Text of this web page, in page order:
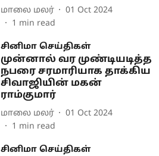
மாலை மலர்
01 Oct 2024
1 min read
சினிமா செய்திகள்
முன்னால் வர முண்டியடித்த
நபரை சரமாரியாக தாக்கிய
சிவாஜியின் மகன்
ராம்குமார்
மாலை மலர்
01 Oct 2024
1 min read
சினிமா செய்திகள்